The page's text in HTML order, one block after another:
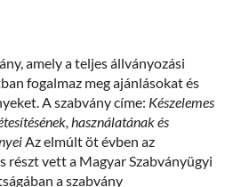
amely a teljes állványozási
fogalmaz meg ajánlásokat és
A szabvány címe: Készelemes
használatának és
Az elmúlt öt évben az
részt vett a Magyar Szabványügyi
a szabvány